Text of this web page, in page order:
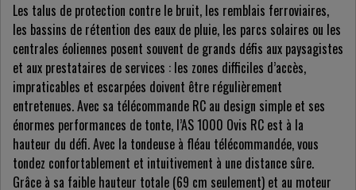
Les talus de protection contre le bruit, les remblais ferroviaires,
les bassins de rétention des eaux de pluie, les parcs solaires ou les
centrales éoliennes posent souvent de grands défis aux paysagistes
et aux prestataires de services : les zones difficiles d’accès,
impraticables et escarpées doivent être régulièrement
entretenues. Avec sa télécommande RC au design simple et ses
énormes performances de tonte, l’AS 1000 Ovis RC est à la
hauteur du défi. Avec la tondeuse à fléau télécommandée, vous
tondez confortablement et intuitivement à une distance sûre.
Grâce à sa faible hauteur totale (69 cm seulement) et au moteur